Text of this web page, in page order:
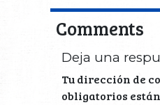
Comments
Deja una
Tu dirección de
obligatorios